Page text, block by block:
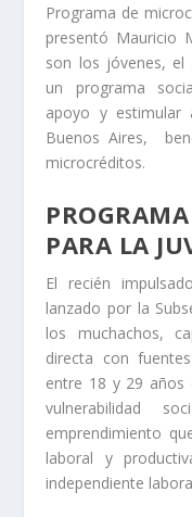
Programa de
presentó Mauricio
son los jóvenes, el
un programa
apoyo y estimular
Buenos Aires,
microcréditos.
PARA LA
El recién
lanzado por la
los muchachos,
directa con
entre 18 y 29 años
vulnerabilidad
emprendimiento
laboral y
independiente